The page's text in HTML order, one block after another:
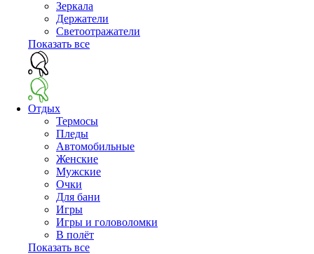
Зеркала
Держатели
Светоотражатели
Показать все
Отдых
Термосы
Пледы
Автомобильные
Женские
Мужские
Очки
Для бани
Игры
Игры и головоломки
В полёт
Показать все